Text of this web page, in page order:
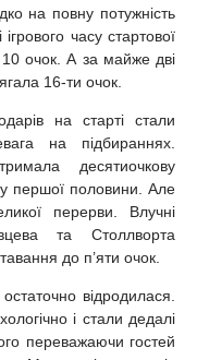
на повну потужність
часу стартової
очок. А за майже дві
16-ти очок.
на старті стали
на підбираннях.
десятиочкову
першої половини. Але
перерви. Влучні
та Столлворта
до п’яти очок.
відродилася.
і стали дедалі
переважаючи гостей